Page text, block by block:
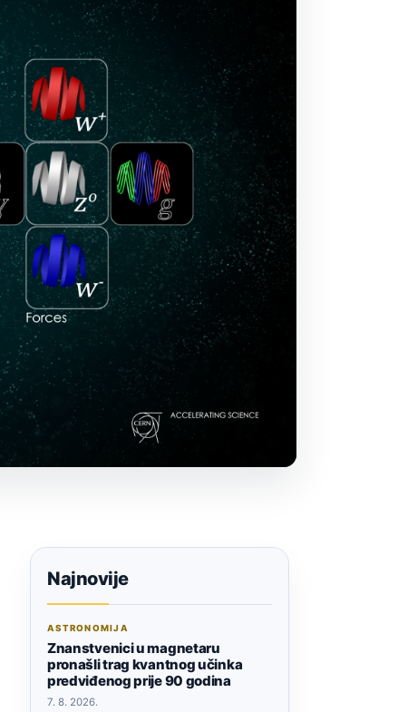
Najnovije
ASTRONOMIJA
Znanstvenici u magnetaru
pronašli trag kvantnog učinka
predviđenog prije 90 godina
7. 8. 2026.